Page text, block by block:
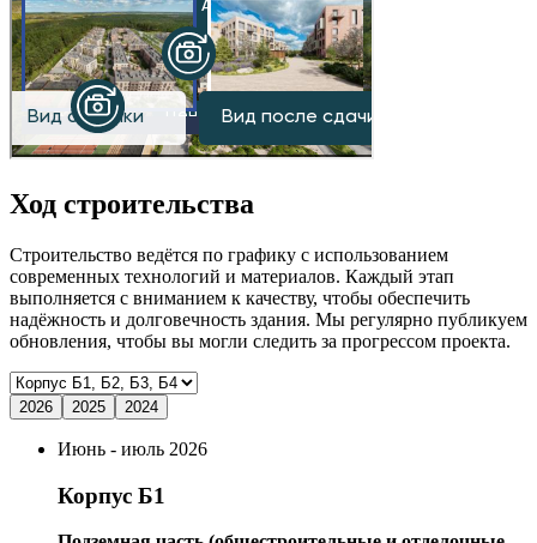
Ход строительства
Строительство ведётся по графику с использованием
современных технологий и материалов. Каждый этап
выполняется с вниманием к качеству, чтобы обеспечить
надёжность и долговечность здания. Мы регулярно публикуем
обновления, чтобы вы могли следить за прогрессом проекта.
2026 2025 2024
Июнь - июль 2026
Корпус Б1